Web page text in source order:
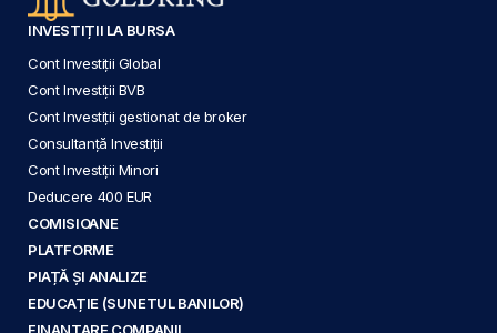
INVESTIȚII LA BURSA
Cont Investiții Global
Cont Investiții BVB
Cont Investiții gestionat de broker
Consultanță Investiții
Cont Investiții Minori
Deducere 400 EUR
COMISIOANE
PLATFORME
PIAȚĂ ȘI ANALIZE
EDUCAȚIE (SUNETUL BANILOR)
FINANȚARE COMPANII